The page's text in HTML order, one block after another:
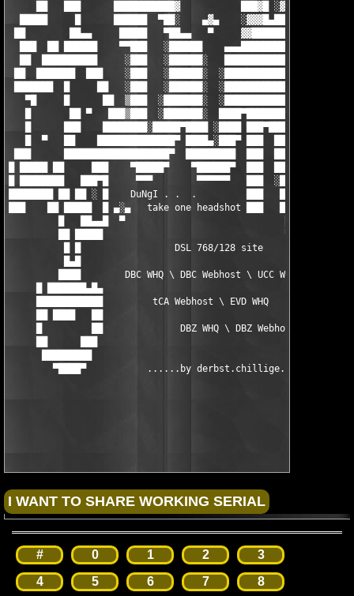
██   ███      ███████████▓           ███▓█
█████     █      ██████  ▀██░    ▄▓▄
██        ██▄▄     █████   ▀██▄▄   ▀
███  ██ ██████    ▀▀███   ░██████
██  ██████████     ░███   ░██████░   █████████████████▀
██  ███████  ███    ░███   ░██████░
███████  █     ██   ░███   ░██████░
▀█     █      ██  ▒███  ░███████░
█       ██ ▀   ███▒███  ░███████░
█      ███    ████████░█████▀████ ░████
█  ▀   ██    ██████████████▀ ████▄░███▀ ███
███      ███████████████████▀  █████████  ███
█ █████ ██     ███    ▀█████▀    ▀██████▀  ███
█ ████████   ███▀█     ▀▀▀        ▀▀▀▀▀▀   ███  ░████
████████ ██ ██ ░ █    DuNgI . .  .         ███   ████BY
███    ██ █████  █ ▄░▄   take one headshot ███   ████
█   ██▄▄█  ▀
██ █████
█ █                 DSL
████        DBC WHQ \ DBC Webhost \
█
████████████         tCA
█         ██
▀████▀           ......by
# 0 1 2
3
4
5 6 7 8